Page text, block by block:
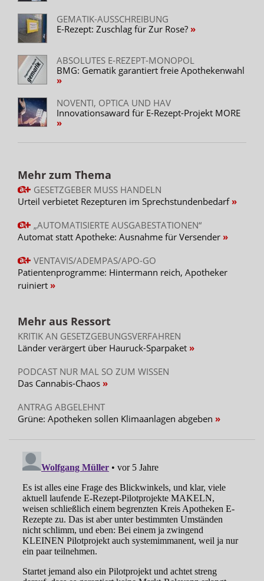
GEMATIK-AUSSCHREIBUNG
E-Rezept: Zuschlag für Zur Rose?
ABSOLUTES E-REZEPT-MONOPOL
BMG: Gematik garantiert freie Apothekenwahl
NOVENTI, OPTICA UND HAV
Innovationsaward für E-Rezept-Projekt MORE
Mehr zum Thema
GESETZGEBER MUSS HANDELN
Urteil verbietet Rezepturen im Sprechstundenbedarf
„AUTOMATISIERTE AUSGABESTATIONEN“
Automat statt Apotheke: Ausnahme für Versender
VENTAVIS/ADEMPAS/APO-GO
Patientenprogramme: Hintermann reich, Apotheker
ruiniert
Mehr aus Ressort
KRITIK AN GESETZGEBUNGSVERFAHREN
Länder verärgert über Hauruck-Sparpaket
PODCAST NUR MAL SO ZUM WISSEN
Das Cannabis-Chaos
ANTRAG ABGELEHNT
Grüne: Apotheken sollen Klimaanlagen abgeben